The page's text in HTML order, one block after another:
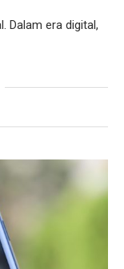
Dalam era digital,